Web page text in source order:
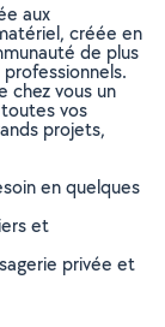
aux
créée en
de plus
chez vous un
vos
projets,
en quelques
et
privée et